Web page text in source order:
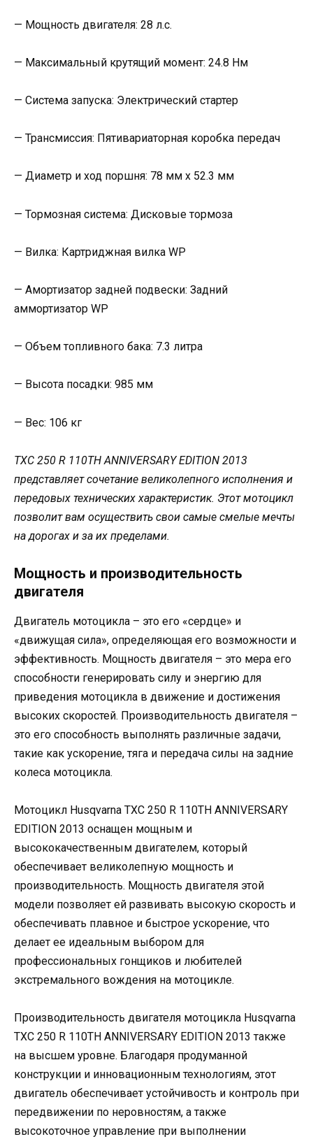
— Мощность двигателя: 28 л.с.
— Максимальный крутящий момент: 24.8 Нм
— Система запуска: Электрический стартер
— Трансмиссия: Пятивариаторная коробка передач
— Диаметр и ход поршня: 78 мм x 52.3 мм
— Тормозная система: Дисковые тормоза
— Вилка: Картриджная вилка WP
— Амортизатор задней подвески: Задний
аммортизатор WP
— Объем топливного бака: 7.3 литра
— Высота посадки: 985 мм
— Вес: 106 кг
TXC 250 R 110TH ANNIVERSARY EDITION 2013
представляет сочетание великолепного исполнения и
передовых технических характеристик. Этот мотоцикл
позволит вам осуществить свои самые смелые мечты
на дорогах и за их пределами.
Мощность и производительность
двигателя
Двигатель мотоцикла – это его «сердце» и
«движущая сила», определяющая его возможности и
эффективность. Мощность двигателя – это мера его
способности генерировать силу и энергию для
приведения мотоцикла в движение и достижения
высоких скоростей. Производительность двигателя –
это его способность выполнять различные задачи,
такие как ускорение, тяга и передача силы на задние
колеса мотоцикла.
Мотоцикл Husqvarna TXC 250 R 110TH ANNIVERSARY
EDITION 2013 оснащен мощным и
высококачественным двигателем, который
обеспечивает великолепную мощность и
производительность. Мощность двигателя этой
модели позволяет ей развивать высокую скорость и
обеспечивать плавное и быстрое ускорение, что
делает ее идеальным выбором для
профессиональных гонщиков и любителей
экстремального вождения на мотоцикле.
Производительность двигателя мотоцикла Husqvarna
TXC 250 R 110TH ANNIVERSARY EDITION 2013 также
на высшем уровне. Благодаря продуманной
конструкции и инновационным технологиям, этот
двигатель обеспечивает устойчивость и контроль при
передвижении по неровностям, а также
высокоточное управление при выполнении